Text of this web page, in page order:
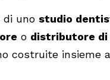
di uno studio
o distributore di
costruite insieme